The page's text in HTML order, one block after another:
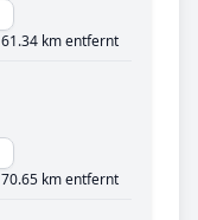
61.34 km entfernt
70.65 km entfernt